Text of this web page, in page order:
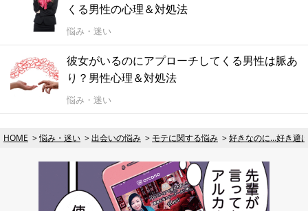
くる男性の心理＆対処法
悩み・迷い
彼女がいるのにアプローチしてくる男性は脈あ
り？男性心理＆対処法
悩み・迷い
HOME 悩み・迷い 出会いの悩み モテに関する悩み 好きなのに…好き避